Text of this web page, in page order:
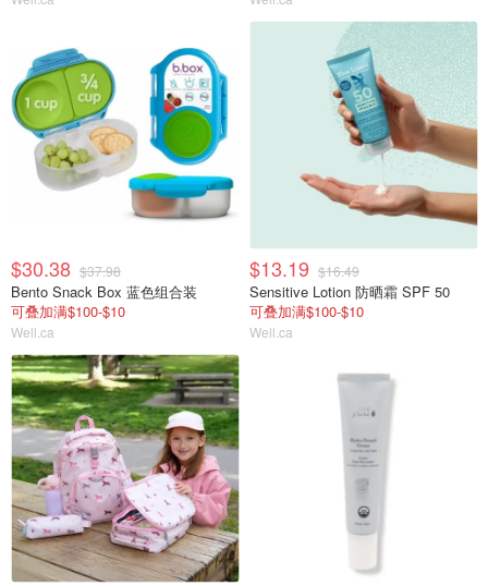
$30.38 $37.98
Bento Snack Box 蓝色组合装
可叠加满$100-$10
Well.ca
$13.19 $16.49
Sensitive Lotion 防晒霜 SPF 50
可叠加满$100-$10
Well.ca